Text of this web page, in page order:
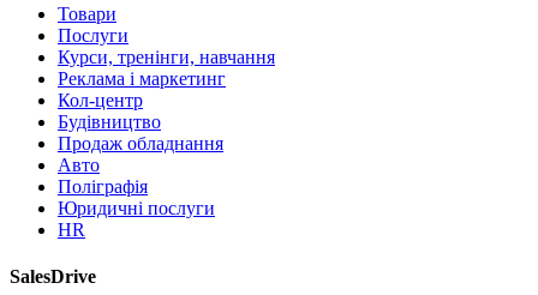
Товари
Послуги
Курси, тренінги, навчання
Реклама і маркетинг
Кол-центр
Будівництво
Продаж обладнання
Авто
Поліграфія
Юридичні послуги
HR
SalesDrive